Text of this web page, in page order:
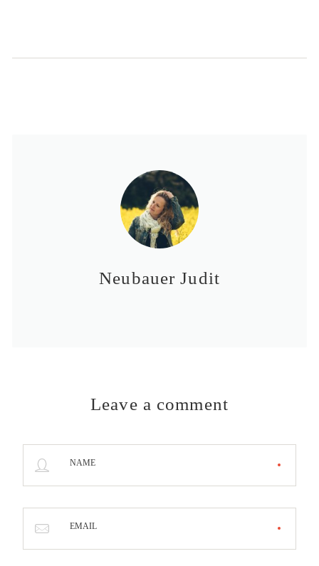
Neubauer Judit
Leave a comment
NAME
EMAIL